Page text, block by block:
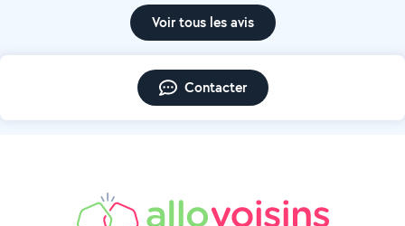
Voir tous les avis
Contacter